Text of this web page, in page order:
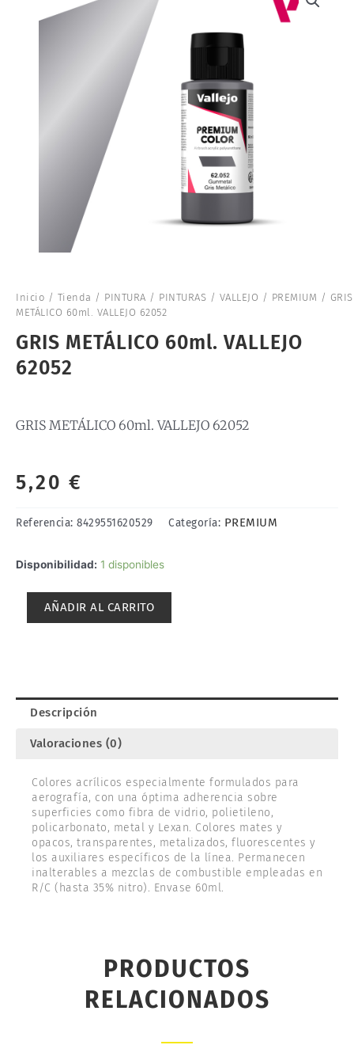
Inicio / Tienda / PINTURA / PINTURAS / VALLEJO / PREMIUM / GRIS
METÁLICO 60ml. VALLEJO 62052
GRIS METÁLICO 60ml. VALLEJO
62052
GRIS METÁLICO 60ml. VALLEJO 62052
5,20 €
Referencia: 8429551620529 Categoría: PREMIUM
Disponibilidad: 1 disponibles
GRIS
AÑADIR AL CARRITO
Descripción
Valoraciones (0)
Colores acrílicos especialmente formulados para
aerografía, con una óptima adherencia sobre
superficies como fibra de vidrio, polietileno,
policarbonato, metal y Lexan. Colores mates y
opacos, transparentes, metalizados, fluorescentes y
los auxiliares específicos de la línea. Permanecen
inalterables a mezclas de combustible empleadas en
R/C (hasta 35% nitro). Envase 60ml.
PRODUCTOS
RELACIONADOS